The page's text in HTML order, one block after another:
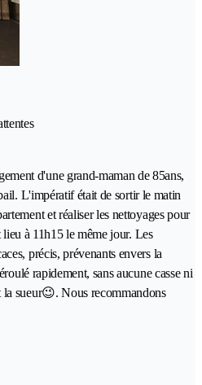
d'une grand-maman de 85ans,
L'impératif était de sortir le matin
et réaliser les nettoyages pour
à 11h15 le même jour. Les
précis, prévenants envers la
rapidement, sans aucune casse ni
la sueur😉. Nous recommandons